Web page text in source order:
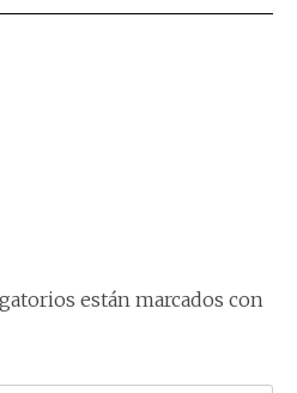
están marcados con